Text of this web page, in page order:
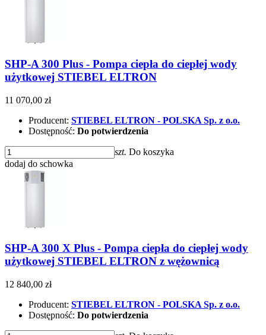
SHP-A 300 Plus - Pompa ciepła do ciepłej wody
użytkowej STIEBEL ELTRON
11 070,00 zł
Producent: STIEBEL ELTRON - POLSKA Sp. z o.o.
Dostępność: Do potwierdzenia
szt. Do koszyka
dodaj do schowka
SHP-A 300 X Plus - Pompa ciepła do ciepłej wody
użytkowej STIEBEL ELTRON z wężownicą
12 840,00 zł
Producent: STIEBEL ELTRON - POLSKA Sp. z o.o.
Dostępność: Do potwierdzenia